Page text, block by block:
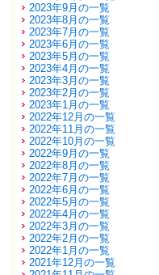
2023年9月の一覧
2023年8月の一覧
2023年7月の一覧
2023年6月の一覧
2023年5月の一覧
2023年4月の一覧
2023年3月の一覧
2023年2月の一覧
2023年1月の一覧
2022年12月の一覧
2022年11月の一覧
2022年10月の一覧
2022年9月の一覧
2022年8月の一覧
2022年7月の一覧
2022年6月の一覧
2022年5月の一覧
2022年4月の一覧
2022年3月の一覧
2022年2月の一覧
2022年1月の一覧
2021年12月の一覧